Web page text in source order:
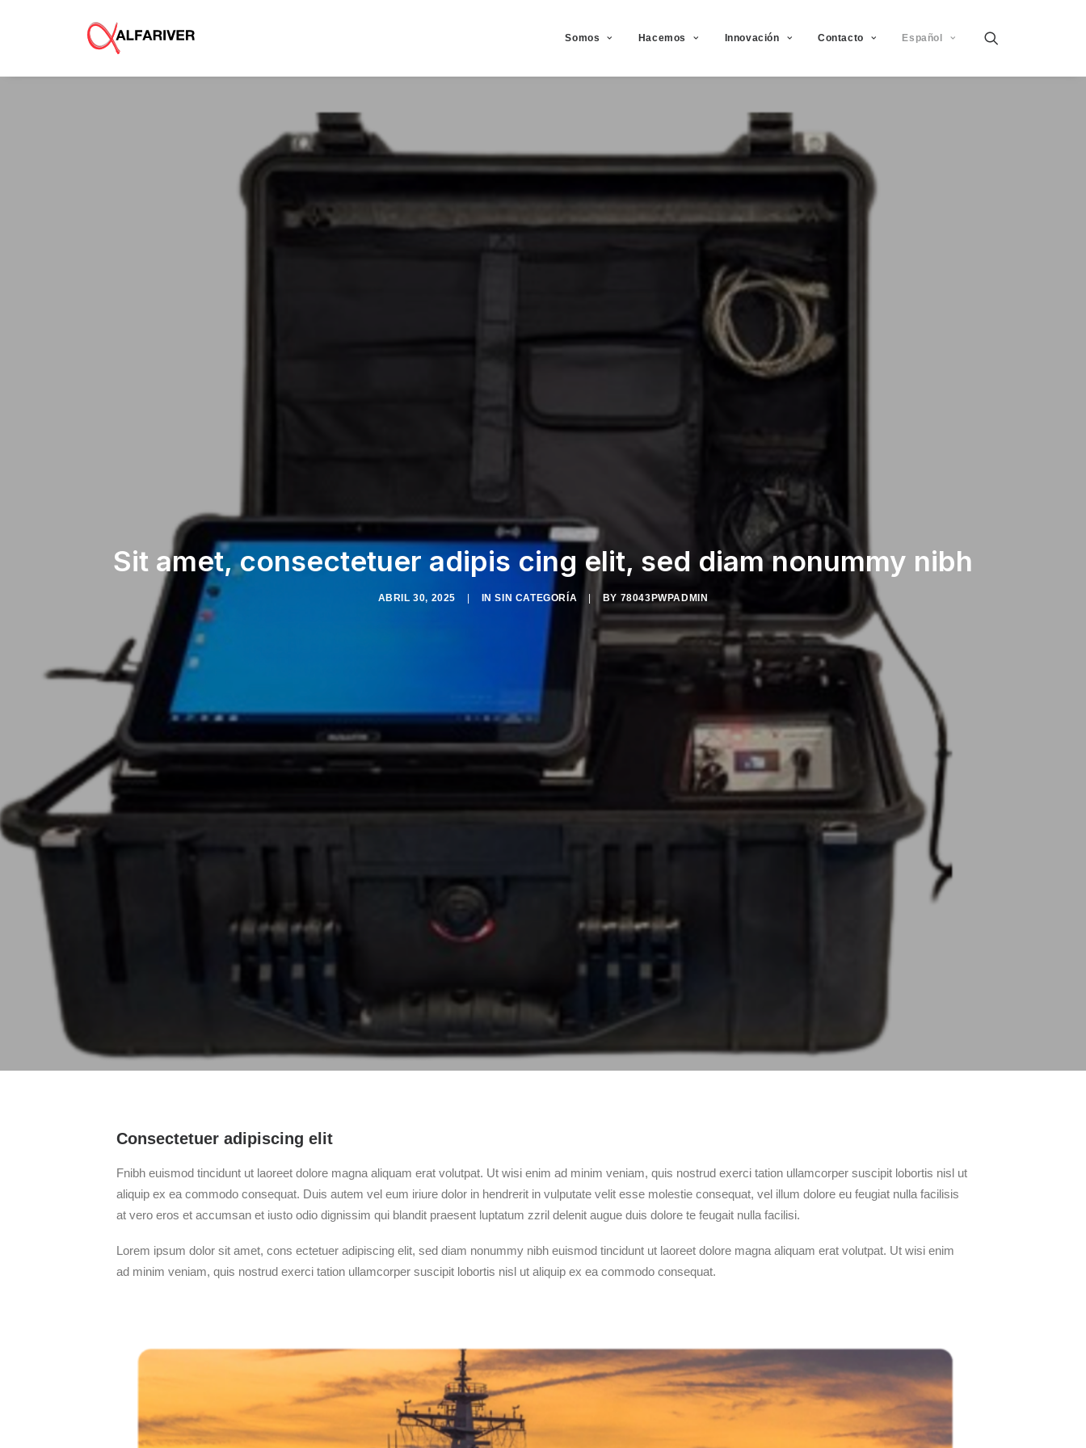
Somos Hacemos Innovación Contacto Español
Sit amet, consectetuer adipis cing elit, sed diam nonummy nibh
ABRIL 30, 2025 INSIN CATEGORÍA BY 78043PWPADMIN
Consectetuer adipiscing elit
Fnibh euismod tincidunt ut laoreet dolore magna aliquam erat volutpat. Ut wisi enim ad minim veniam, quis nostrud exerci tation ullamcorper suscipit lobortis nisl ut
aliquip ex ea commodo consequat. Duis autem vel eum iriure dolor in hendrerit in vulputate velit esse molestie consequat, vel illum dolore eu feugiat nulla facilisis
at vero eros et accumsan et iusto odio dignissim qui blandit praesent luptatum zzril delenit augue duis dolore te feugait nulla facilisi.
Lorem ipsum dolor sit amet, cons ectetuer adipiscing elit, sed diam nonummy nibh euismod tincidunt ut laoreet dolore magna aliquam erat volutpat. Ut wisi enim
ad minim veniam, quis nostrud exerci tation ullamcorper suscipit lobortis nisl ut aliquip ex ea commodo consequat.